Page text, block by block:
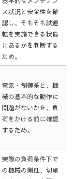
ス状況と安全性を確
認し、そもそも試運
転を実施できる状態
にあるかを判断する
ため。
電気・制御系と、機
械の基本的な動作に
問題がないかを、負
荷をかける前に確認
するため。
実際の負荷条件下で
の機械の剛性、切削